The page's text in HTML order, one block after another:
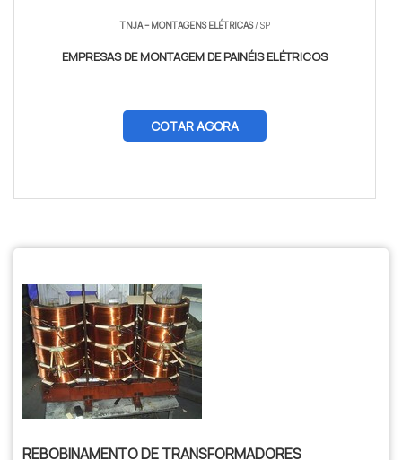
TNJA – MONTAGENS ELÉTRICAS/ SP
EMPRESAS DE MONTAGEM DE PAINÉIS ELÉTRICOS
COTAR AGORA
REBOBINAMENTO DE TRANSFORMADORES